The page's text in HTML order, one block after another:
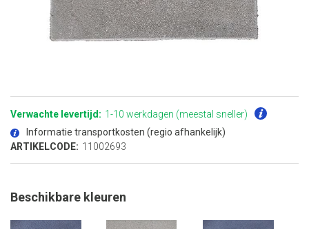
naar
begin
de
afbeeldingen-
Verwachte levertijd: 1-10 werkdagen (meestal sneller)
Informatie transportkosten (regio afhankelijk)
ARTIKELCODE: 11002693
Beschikbare kleuren